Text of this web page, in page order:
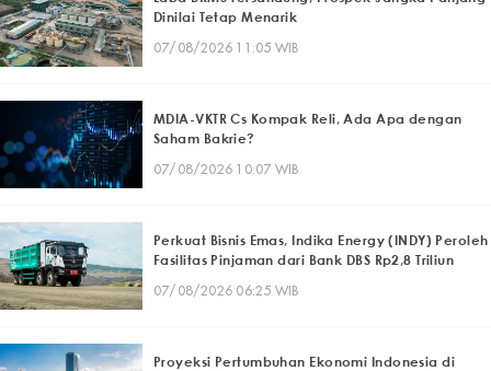
Dinilai Tetap Menarik
07/08/2026 11:05 WIB
MDIA-VKTR Cs Kompak Reli, Ada Apa dengan
Saham Bakrie?
07/08/2026 10:07 WIB
Perkuat Bisnis Emas, Indika Energy (INDY) Peroleh
Fasilitas Pinjaman dari Bank DBS Rp2,8 Triliun
07/08/2026 06:25 WIB
Proyeksi Pertumbuhan Ekonomi Indonesia di